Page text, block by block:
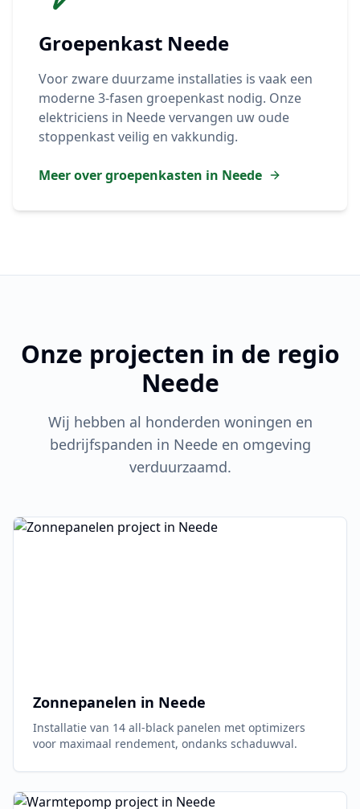
Groepenkast Neede
Voor zware duurzame installaties is vaak een
moderne 3-fasen groepenkast nodig. Onze
elektriciens in Needevervangen uw oude
stoppenkast veilig en vakkundig.
Meer over groepenkasten in Neede
Onze projecten in de regio
Neede
Wij hebben al honderden woningen en
bedrijfspanden in Needeen omgeving
verduurzaamd.
Zonnepanelen in Neede
Installatie van 14 all-black panelen met optimizers
voor maximaal rendement, ondanks schaduwval.